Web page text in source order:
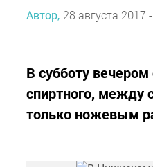
Автор, 28 августа 2017
В субботу
спиртного, между
только ножевым